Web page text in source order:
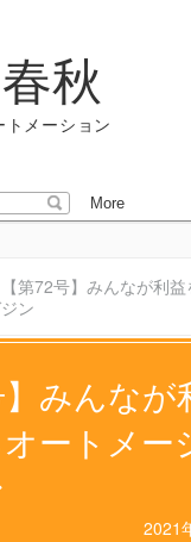
秋
メーション
【第72号】みんなが利
ン
】みんなが
ートメー
2021